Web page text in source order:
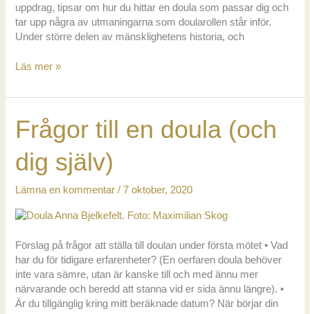
uppdrag, tipsar om hur du hittar en doula som passar dig och
tar upp några av utmaningarna som doularollen står inför.
Under större delen av mänsklighetens historia, och
Doulan
du
Läs mer »
Frågor till en doula (och
dig själv)
Lämna en kommentar /7 oktober, 2020
Förslag på frågor att ställa till doulan under första mötet • Vad
har du för tidigare erfarenheter? (En oerfaren doula behöver
inte vara sämre, utan är kanske till och med ännu mer
närvarande och beredd att stanna vid er sida ännu längre). •
Är du tillgänglig kring mitt beräknade datum? När börjar din